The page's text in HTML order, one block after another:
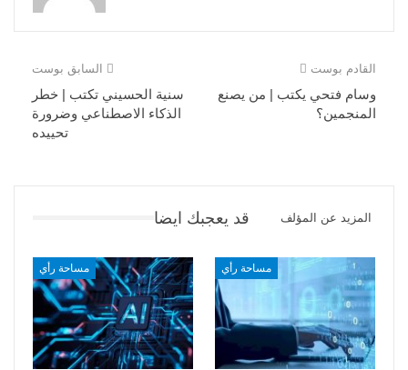
السابق بوست
سنية الحسيني تكتب | خطر
الذكاء الاصطناعي وضرورة
تحييده
القادم بوست
وسام فتحي يكتب | من يصنع
المنجمين؟
قد يعجبك ايضا المزيد عن المؤلف
مساحة رأي مساحة رأي